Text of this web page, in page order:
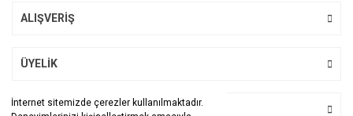
İnternet sitemizde çerezler kullanılmaktadır.
ALIŞVERİŞ
ÜYELİK
BİZİ TAKİP EDİN